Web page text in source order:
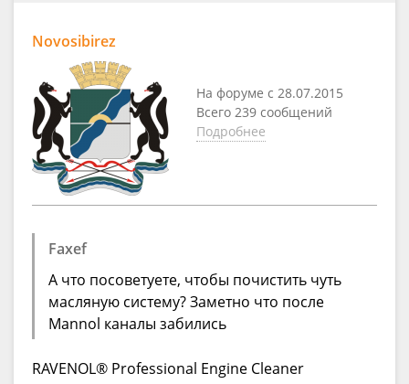
Novosibirez
На форуме с 28.07.2015
Всего 239 сообщений
Подробнее
Faxef
А что посоветуете, чтобы почистить чуть
масляную систему? Заметно что после
Mannol каналы забились
RAVENOL® Professional Engine Cleaner